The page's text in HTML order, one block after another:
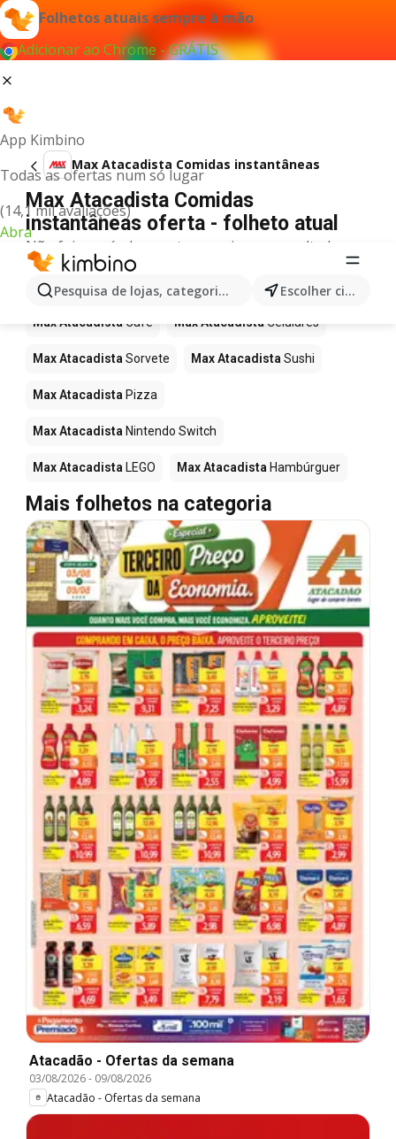
Folhetos atuais sempre à mão
Adicionar ao Chrome - GRÁTIS
App Kimbino
Todas as ofertas num só lugar
(14,1 mil avaliações)
Abra
Pesquisa de lojas, categorias,produtos... Escolher cidade
Max Atacadista Comidas instantâneas
Max Atacadista Comidas
instantâneas oferta - folheto atual
Não foi possível encontrar quaisquer resultados
para este termo.
Mais produtos em Max Atacadista
Max Atacadista Café Max Atacadista Celulares
Max Atacadista Sorvete Max Atacadista Sushi
Max Atacadista Pizza
Max Atacadista Nintendo Switch
Max Atacadista LEGO Max Atacadista Hambúrguer
Mais folhetos na categoria
Atacadão - Ofertas da semana
03/08/2026- 09/08/2026
Atacadão - Ofertas da semana